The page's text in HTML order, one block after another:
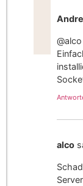
@alco
alco